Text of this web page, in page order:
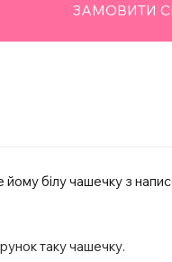
ЗАМОВИТИ
білу чашечку з
таку чашечку.